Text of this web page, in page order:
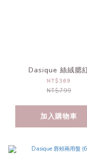
Dasique 絲絨腮
NT$369
NT$799
加入購物車